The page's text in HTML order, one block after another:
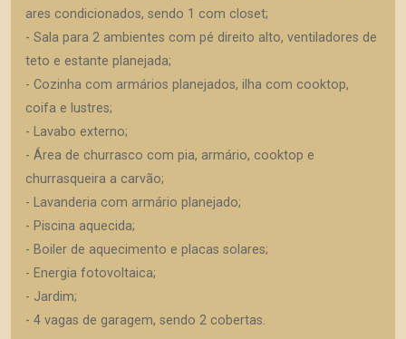
ares condicionados, sendo 1 com closet;
- Sala para 2 ambientes com pé direito alto, ventiladores de
teto e estante planejada;
- Cozinha com armários planejados, ilha com cooktop,
coifa e lustres;
- Lavabo externo;
- Área de churrasco com pia, armário, cooktop e
churrasqueira a carvão;
- Lavanderia com armário planejado;
- Piscina aquecida;
- Boiler de aquecimento e placas solares;
- Energia fotovoltaica;
- Jardim;
- 4 vagas de garagem, sendo 2 cobertas.